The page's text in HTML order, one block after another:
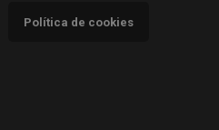
Política de cookies